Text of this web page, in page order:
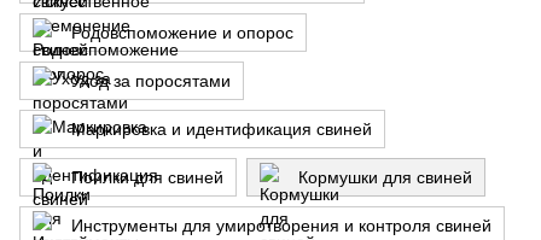
Родовспоможение и опорос
Уход за поросятами
Маркировка и идентификация свиней
Поилки для свиней Кормушки для свиней
Инструменты для умиротворения и контроля свиней